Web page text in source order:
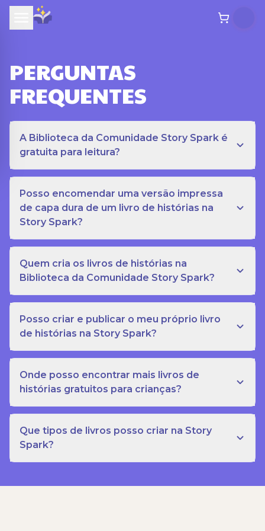
PERGUNTAS
FREQUENTES
A Biblioteca da Comunidade Story Spark é
gratuita para leitura?
Posso encomendar uma versão impressa
de capa dura de um livro de histórias na
Story Spark?
Quem cria os livros de histórias na
Biblioteca da Comunidade Story Spark?
Posso criar e publicar o meu próprio livro
de histórias na Story Spark?
Onde posso encontrar mais livros de
histórias gratuitos para crianças?
Que tipos de livros posso criar na Story
Spark?